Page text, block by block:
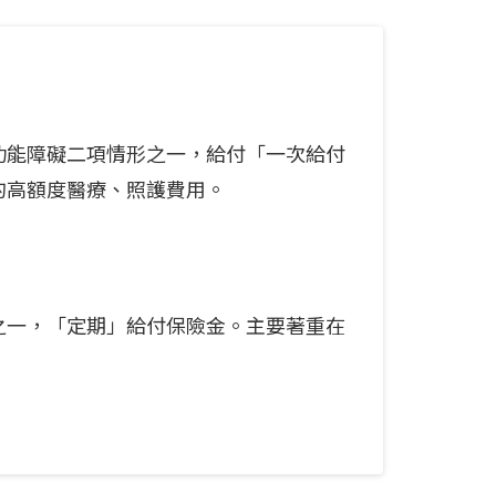
障礙二項情形之一，給付「一次給付
額度醫療、照護費用。
，「定期」給付保險金。主要著重在